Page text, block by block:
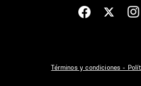
Términos y condiciones -